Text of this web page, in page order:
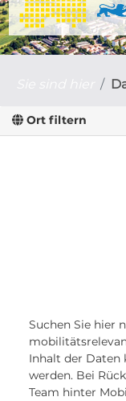
Ort filtern
Suchen Sie hier
Inhalt der Daten
werden. Bei
Team hinter